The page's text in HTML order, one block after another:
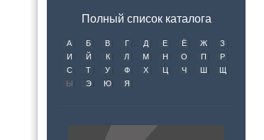
Полный список каталога
А Б В Г Д Е Ё Ж
З
И
Й К Л М Н О П
Р
С
Т У Ф Х Ц Ч Ш
Щ
Ы
Э Ю Я